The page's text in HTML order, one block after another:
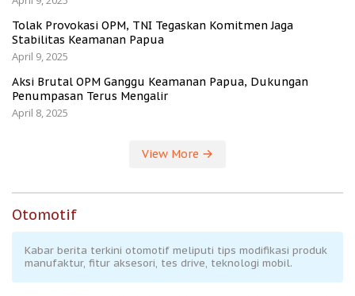
Tolak Provokasi OPM, TNI Tegaskan Komitmen Jaga
Stabilitas Keamanan Papua
April 9, 2025
Aksi Brutal OPM Ganggu Keamanan Papua, Dukungan
Penumpasan Terus Mengalir
April 8, 2025
View More
Otomotif
Kabar berita terkini otomotif meliputi tips modifikasi produk
manufaktur, fitur aksesori, tes drive, teknologi mobil.